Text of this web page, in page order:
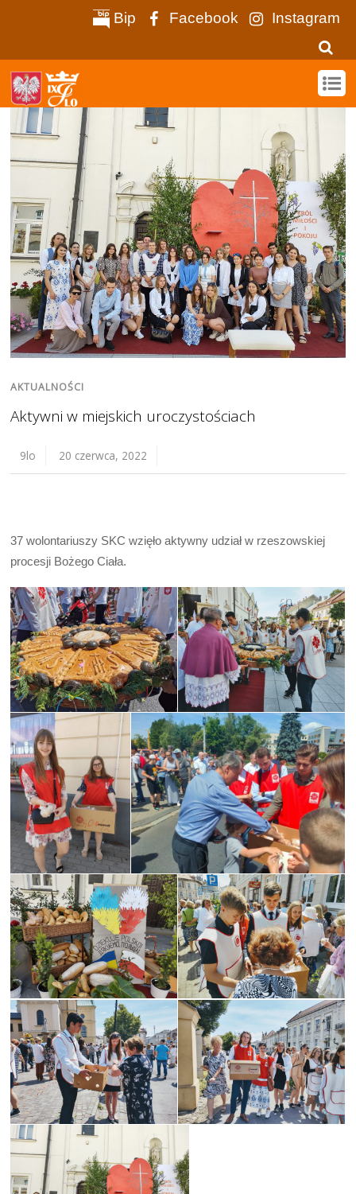
Bip Facebook Instagram
AKTUALNOŚCI
Aktywni w miejskich uroczystościach
9lo 20 czerwca, 2022
37 wolontariuszy SKC wzięło aktywny udział w rzeszowskiej
procesji Bożego Ciała.